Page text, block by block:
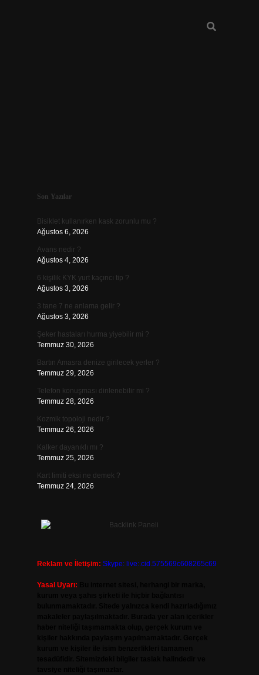
Sidebar
Son Yazılar
Bisiklet kullanırken kask zorunlu mu ?
Ağustos 6, 2026
Avans nedir ?
Ağustos 4, 2026
6 kişilik KYK yurt kaçıncı tip ?
Ağustos 3, 2026
3 tane 7 ne anlama gelir ?
Ağustos 3, 2026
Şeker hastaları hurma yiyebilir mi ?
Temmuz 30, 2026
Bartın Amasra denize girilecek yerler ?
Temmuz 29, 2026
Telefon konuşması dinlenebilir mi ?
Temmuz 28, 2026
Kozmik topoloji nedir ?
Temmuz 26, 2026
Kalker dayanıklı mı ?
Temmuz 25, 2026
Kart limiti eksi ne demek ?
Temmuz 24, 2026
Reklam ve İletişim: Skype: live:.cid.575569c608265c69
Yasal Uyarı: